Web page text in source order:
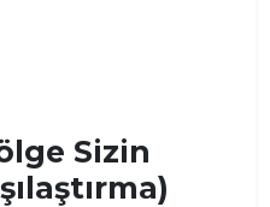
Sizin